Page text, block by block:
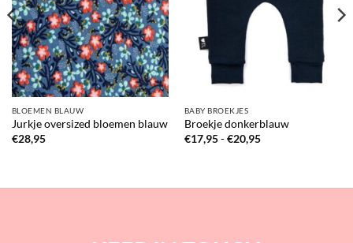
BLOEMEN BLAUW
Jurkje oversized bloemen blauw
€28,95
BABY BROEKJES
Broekje donkerblauw
€17,95 - €20,95Prijsklasse: